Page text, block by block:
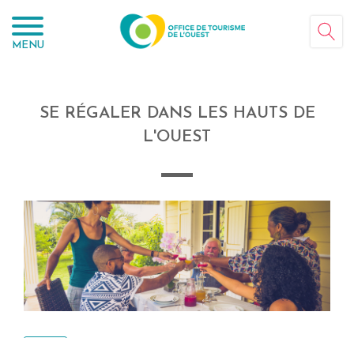
MENU
SE RÉGALER DANS LES HAUTS DE
L'OUEST